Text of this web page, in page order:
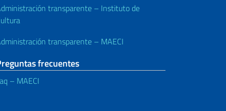
transparente – Instituto de
transparente – MAECI
frecuentes
– MAECI